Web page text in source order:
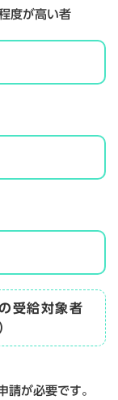
度が高い者
受給対象者
が必要です。